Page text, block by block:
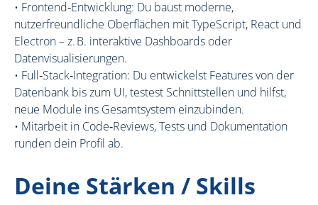
• Frontend‑Entwicklung: Du baust moderne,
nutzerfreundliche Oberflächen mit TypeScript, React und
Electron – z. B. interaktive Dashboards oder
Datenvisualisierungen.
• Full‑Stack‑Integration: Du entwickelst Features von der
Datenbank bis zum UI, testest Schnittstellen und hilfst,
neue Module ins Gesamtsystem einzubinden.
• Mitarbeit in Code‑Reviews, Tests und Dokumentation
runden dein Profil ab.
Deine Stärken / Skills